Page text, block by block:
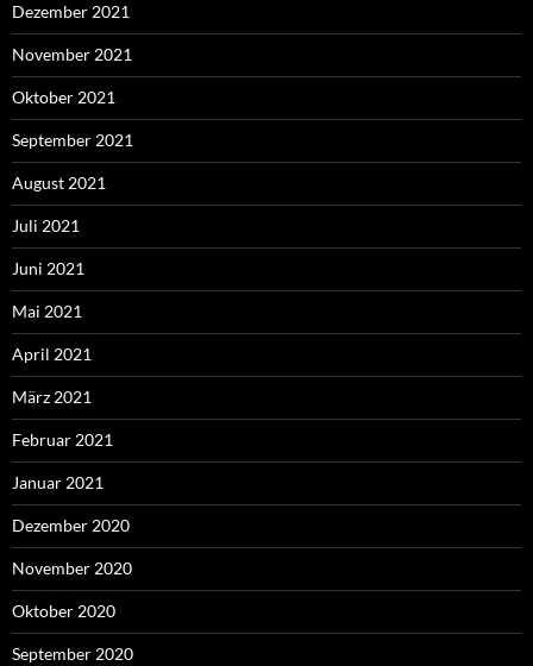
Dezember 2021
November 2021
Oktober 2021
September 2021
August 2021
Juli 2021
Juni 2021
Mai 2021
April 2021
März 2021
Februar 2021
Januar 2021
Dezember 2020
November 2020
Oktober 2020
September 2020